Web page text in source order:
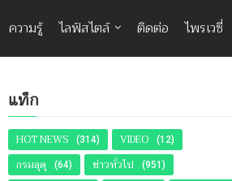
ความรู้ ไลฟ์สไตล์ ติดต่อ ไพรเวซี่
แท็ก
HOT NEWS (314) VIDEO (12)
กรมอุตุ (64) ข่าวทั่วไป (951)